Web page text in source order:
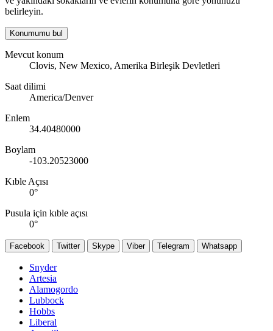
belirleyin.
Konumumu bul
Mevcut konum
Clovis, New Mexico, Amerika Birleşik Devletleri
Saat dilimi
America/Denver
Enlem
34.40480000
Boylam
-103.20523000
Kıble Açısı
0°
Pusula için kıble açısı
0°
Facebook Twitter Skype Viber Telegram Whatsapp
Snyder
Artesia
Alamogordo
Lubbock
Hobbs
Liberal